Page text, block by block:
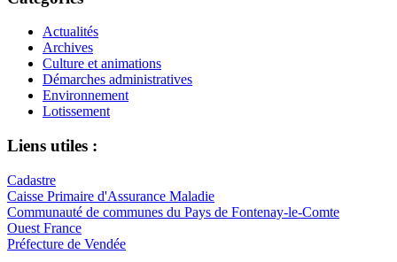
Actualités
Archives
Culture et animations
Démarches administratives
Environnement
Lotissement
Liens utiles :
Cadastre
Caisse Primaire d'Assurance Maladie
Communauté de communes du Pays de Fontenay-le-Comte
Ouest France
Préfecture de Vendée